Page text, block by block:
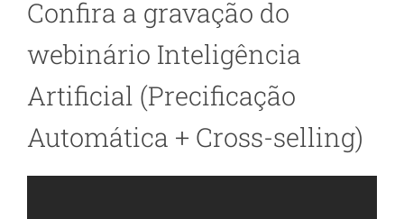
Confira a gravação do
webinário Inteligência
Artificial (Precificação
Automática + Cross-selling)